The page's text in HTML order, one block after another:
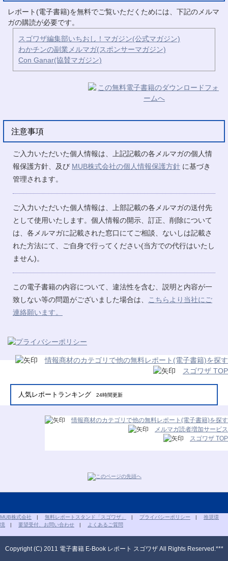
レポート(電子書籍)を無料でご覧いただくためには、下記のメルマ
ガの購読が必要です。
スゴワザ編集部いちおし！マガジン(公式マガジン)
わかチンの副業メルマガ(スポンサーマガジン)
Con Ganar(協賛マガジン)
注意事項
ご入力いただいた個人情報は、上記記載の各メルマガの個人情
報保護方針、及び MUB株式会社の個人情報保護方針 に基づき
管理されます。
ご入力いただいた個人情報は、上部記載の各メルマガの送付先
として使用いたします。個人情報の開示、訂正、削除について
は、各メルマガに記載された窓口にてご相談、ないしは記載さ
れた方法にて、ご自身で行ってください(当方での代行はいたし
ません)。
この電子書籍の内容について、違法性を含む、説明と内容が一
致しない等の問題がございました場合は、
こちらより当社にご
連絡願います。
情報商材のカテゴリで他の無料レポート(電子書籍)を探す
スゴワザ TOP
人気レポートランキング 24時間更新
情報商材のカテゴリで他の無料レポート(電子書籍)を探す
メルマガ読者増加サービス
スゴワザ TOP
MUB株式会社 | 無料レポートスタンド「スゴワザ」 | プライバシーポリシー | 推奨環
境 | 要望受付、お問い合わせ | よくあるご質問
Copyright (C) 2011 電子書籍 E-Book レポート スゴワザ All Rights Reserved.***